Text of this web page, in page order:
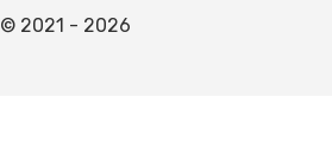
© 2021 - 2026